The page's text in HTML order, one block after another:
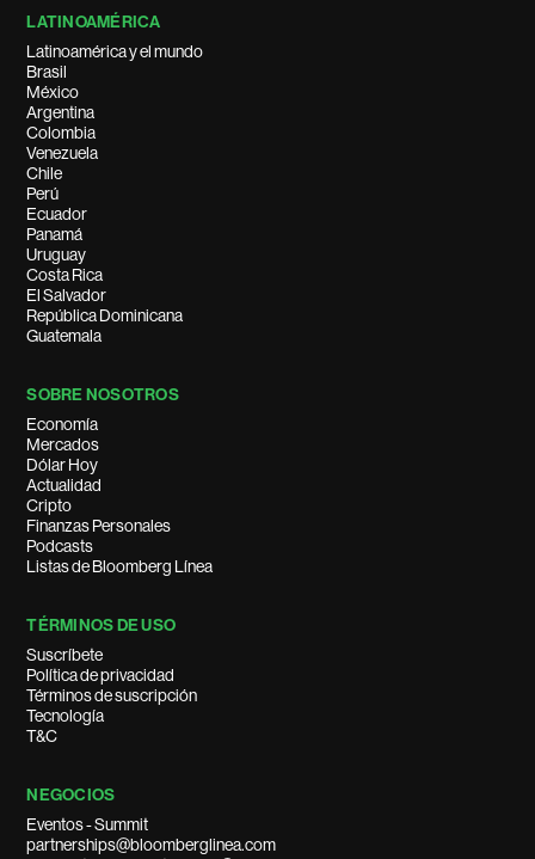
LATINOAMÉRICA
Latinoamérica y el mundo
Brasil
México
Argentina
Colombia
Venezuela
Chile
Perú
Ecuador
Panamá
Uruguay
Costa Rica
El Salvador
República Dominicana
Guatemala
SOBRE NOSOTROS
Economía
Mercados
Dólar Hoy
Actualidad
Cripto
Finanzas Personales
Podcasts
Listas de Bloomberg Línea
TÉRMINOS DE USO
Suscríbete
Política de privacidad
Términos de suscripción
Tecnología
T&C
NEGOCIOS
Eventos - Summit
partnerships@bloomberglinea.com